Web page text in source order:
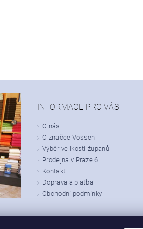
INFORMACE PRO VÁS
O nás
O značce Vossen
Výběr velikostí županů
Prodejna v Praze 6
Kontakt
Doprava a platba
Obchodní podmínky